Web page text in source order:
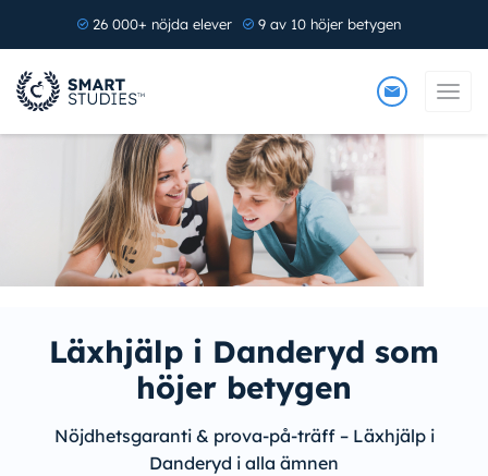
26 000+ nöjda elever 9 av 10 höjer betygen
Läxhjälp i Danderyd som
höjer betygen
Nöjdhetsgaranti & prova-på-träff – Läxhjälp i
Danderyd i alla ämnen